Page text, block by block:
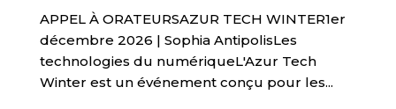
APPEL À ORATEURSAZUR TECH WINTER1er
décembre 2026 | Sophia AntipolisLes
technologies du numériqueL'Azur Tech
Winter est un événement conçu pour les...